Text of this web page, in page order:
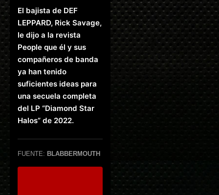
El bajista de DEF
LEPPARD, Rick Savage,
le dijo a la revista
People que él y sus
compañeros de banda
ya han tenido
suficientes ideas para
una secuela completa
del LP “Diamond Star
Halos” de 2022.
FUENTE: BLABBERMOUTH